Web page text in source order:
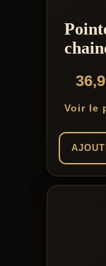
Voir le